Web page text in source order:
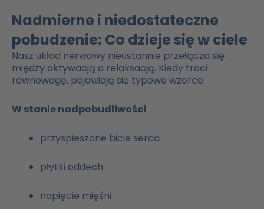
Nadmierne i niedostateczne
pobudzenie: Co dzieje się w ciele
Nasz układ nerwowy nieustannie przełącza się
między aktywacją a relaksacją. Kiedy traci
równowagę, pojawiają się typowe wzorce:
W stanie nadpobudliwości
przyspieszone bicie serca
płytki oddech
napięcie mięśni